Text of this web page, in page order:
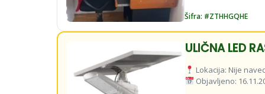
Šifra: #ZTHHGQHE
ULIČNA LED
Lokacija: Nije
Objavljeno: